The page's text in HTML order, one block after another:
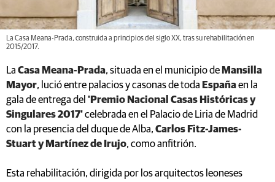
La Casa Meana-Prada, construida a principios del siglo XX, tras su rehabilitación en
2015/2017.
La Casa Meana-Prada, situada en el municipio de Mansilla
Mayor, lució entre palacios y casonas de toda Españaen la
gala de entrega del 'Premio Nacional Casas Históricas y
Singulares 2017'celebrada en el Palacio de Liria de Madrid
con la presencia del duque de Alba, Carlos Fitz-James-
Stuart y Martínez de Irujo, como anfitrión.
Esta rehabilitación, dirigida por los arquitectos leoneses